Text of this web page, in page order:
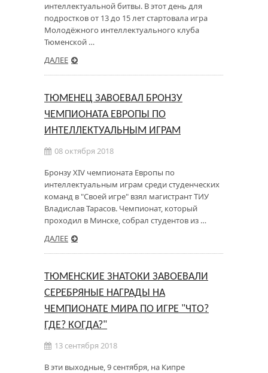
интеллектуальной битвы. В этот день для
подростков от 13 до 15 лет стартовала игра
Молодёжного интеллектуального клуба
Тюменской …
ДАЛЕЕ
ТЮМЕНЕЦ ЗАВОЕВАЛ БРОНЗУ
ЧЕМПИОНАТА ЕВРОПЫ ПО
ИНТЕЛЛЕКТУАЛЬНЫМ ИГРАМ
08 октября 2018
Бронзу XIV чемпионата Европы по
интеллектуальным играм среди студенческих
команд в "Своей игре" взял магистрант ТИУ
Владислав Тарасов. Чемпионат, который
проходил в Минске, собрал студентов из …
ДАЛЕЕ
ТЮМЕНСКИЕ ЗНАТОКИ ЗАВОЕВАЛИ
СЕРЕБРЯНЫЕ НАГРАДЫ НА
ЧЕМПИОНАТЕ МИРА ПО ИГРЕ "ЧТО?
ГДЕ? КОГДА?"
13 сентября 2018
В эти выходные, 9 сентября, на Кипре